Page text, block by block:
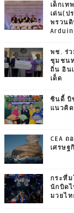
เด็กเท
เด่น(ป
พรวน
พช. ร่ว
ชุมชน
ถิ่น อิน
เด็ด
ซินดี้ บิ
แนวคิด
CEA
เศรษ
กระหึ่
นักบิด
มวยไท